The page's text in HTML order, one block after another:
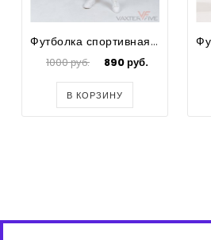
Футболка спортивная для футбола женская Prima Big Size
1000 руб. 890 руб.
В КОРЗИНУ